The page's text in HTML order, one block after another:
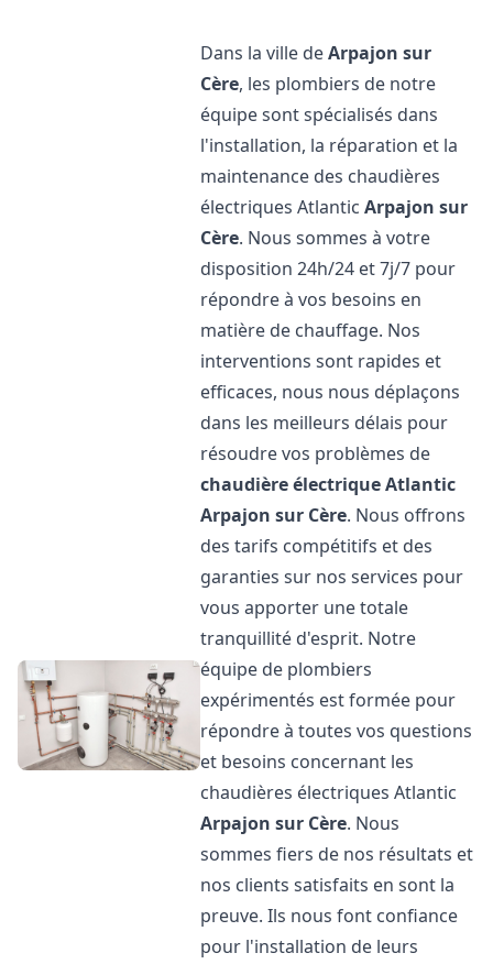
Dans la ville deArpajon sur
Cère, les plombiers de notre
équipe sont spécialisés dans
l'installation, la réparation et la
maintenance des chaudières
électriques AtlanticArpajon sur
Cère. Nous sommes à votre
disposition 24h/24 et 7j/7 pour
répondre à vos besoins en
matière de chauffage. Nos
interventions sont rapides et
efficaces, nous nous déplaçons
dans les meilleurs délais pour
résoudre vos problèmes de
chaudière électrique Atlantic
Arpajon sur Cère. Nous offrons
des tarifs compétitifs et des
garanties sur nos services pour
vous apporter une totale
tranquillité d'esprit. Notre
équipe de plombiers
expérimentés est formée pour
répondre à toutes vos questions
et besoins concernant les
chaudières électriques Atlantic
Arpajon sur Cère. Nous
sommes fiers de nos résultats et
nos clients satisfaits en sont la
preuve. Ils nous font confiance
pour l'installation de leurs